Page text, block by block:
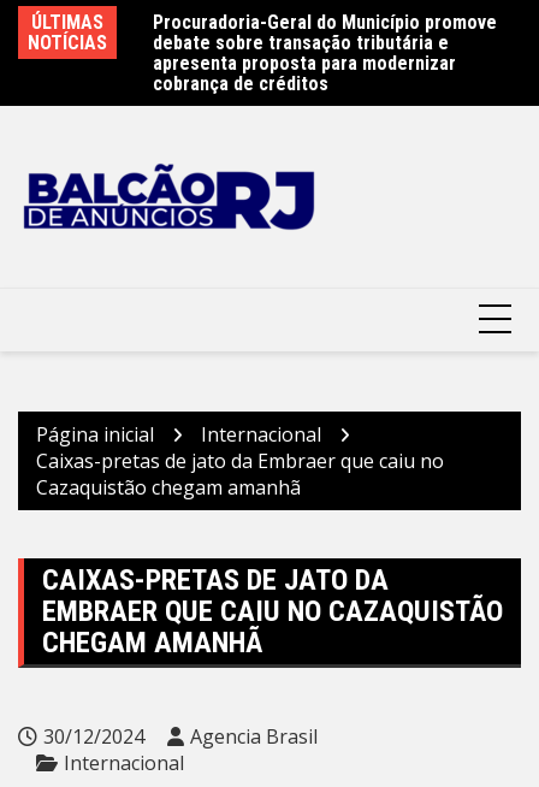
para
ÚLTIMAS
NOTÍCIAS
450 atletas na
sábado (8) –
Procuradoria-Geral do Município promove
debate sobre transação tributária e
apresenta proposta para modernizar
cobrança de créditos
Página inicial
Internacional
Caixas-pretas de jato da Embraer que caiu no
Cazaquistão chegam amanhã
CAIXAS-PRETAS DE JATO DA
EMBRAER QUE CAIU NO CAZAQUISTÃO
CHEGAM AMANHÃ
30/12/2024
Agencia Brasil
Internacional